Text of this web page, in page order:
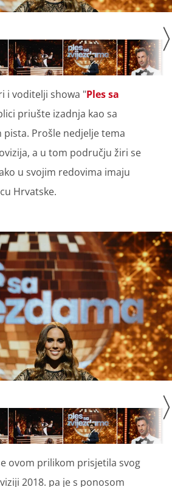
i voditelji showa "Ples sa
priušte izadnja kao sa
Prošle nedjelje tema
a u tom području žiri se
u svojim redovima imaju
Hrvatske.
ovom prilikom prisjetila svog
2018. pa je s ponosom